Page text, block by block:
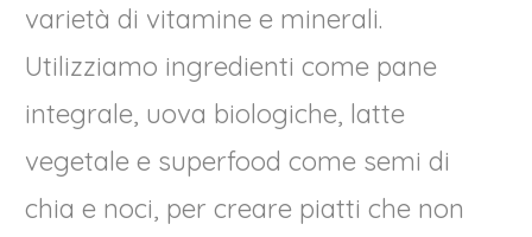
varietà di vitamine e minerali.
Utilizziamo ingredienti come pane
integrale, uova biologiche, latte
vegetale e superfood come semi di
chia e noci, per creare piatti che non